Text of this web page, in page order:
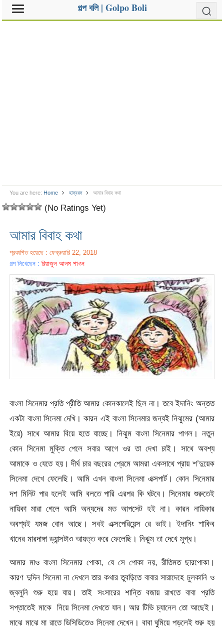
গল্প বলি | Golpo Boli
You are here: Home হাস্যরস আমার বিবাহ কথা
(No Ratings Yet)
আমার বিবাহ কথা
প্রকাশিত হয়েছে : ফেব্রুয়ারি 22, 2018
গল্প লিখেছেন :রিয়াজুল আলম শাওন
বাংলা সিনেমার প্রতি প্রীতি আমার কোনকালেই ছিল না। তবে ইদানিং অন্তত
একটা বাংলা সিনেমা দেখি। কারন এই বাংলা সিনেমার জন্যই নিঝুমের (আমার
ইয়ে) সাথে আমার বিয়ে হতে যাচ্ছে। নিঝুম বাংলা সিনেমার পাগল। নতুন
কোন সিনেমা মুক্তি পেলে সবার আগে ওর তা দেখা চাই। সাথে অবশ্য
আমাকে ও যেতে হয়। দীর্ঘ চার বছরের প্রেমে আমরা একসাথে প্রায় শ’দুয়েক
সিনেমা দেখে ফেলেছি। আমি এখন বাংলা সিনেমা এক্সপার্ট। কোন সিনেমার
দশ মিনিট পার হলেই আমি বলতে পারি এরপর কি ঘটবে। সিনেমার শুরুতেই
নায়িকা মারা গেলে আমি অন্যদের মত আপসেট হই না। কারন নায়িকার
অবশ্যই যমজ বোন আছে। সবই এক্সপেরিয়েন্স রে ভাই। ইদানিং শাকিব
খানের মারদাঙ্গা ড্যান্সটাও আয়ত্ত করে ফেলেছি। নিঝুম তা দেখে মুগ্ধ।
আমার মাও বাংলা সিনেমার পোকা, যে সে পোকা নয়, রীতিমত ছারপোকা।
কারণ দুদিন সিনেমা না দেখলে তার কথার তুবড়িতে বাবার সারাদেহে চুলকানি ও
জ্বলুনি শুরু হয়ে যায়। তাই সংসারের শান্তি বজায় রাখতে বাবা প্রতি
সপ্তাতেই মাকে নিয়ে সিনেমা দেখতে যান। আর টিভি চ্যানেল তো আছেই।
মাঝে মাঝে মা রাতে ডিসিডিতেও সিনেমা দেখেন। বাবা ঘুমিয়ে পড়লেই শুরু হয়